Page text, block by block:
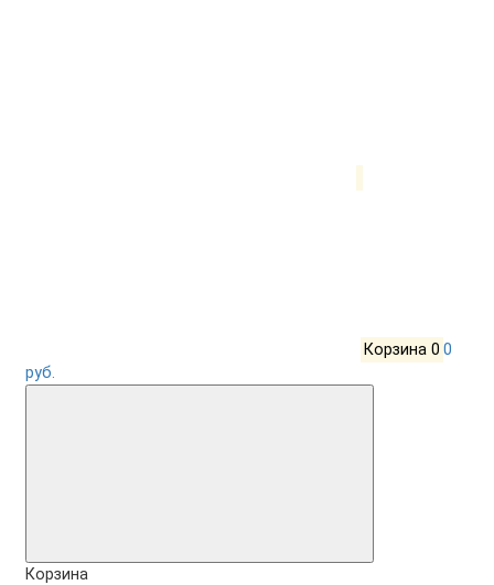
Корзина 0 0
руб.
Корзина